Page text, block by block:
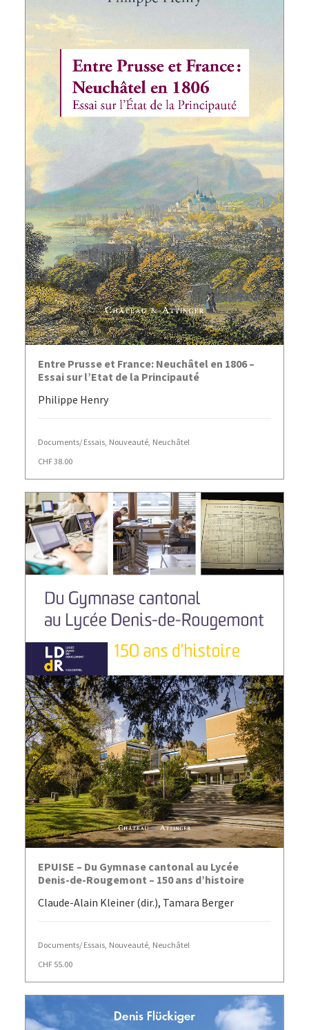
AJOUTER AU PANIER
Entre Prusse et France: Neuchâtel en 1806 –
Essai sur l’Etat de la Principauté
Philippe Henry
Documents/ Essais, Nouveauté, Neuchâtel
CHF38.00
AJOUTER AU PANIER
EPUISE – Du Gymnase cantonal au Lycée
Denis-de-Rougemont – 150 ans d’histoire
Claude-Alain Kleiner (dir.), Tamara Berger
Documents/ Essais, Nouveauté, Neuchâtel
CHF 55.00